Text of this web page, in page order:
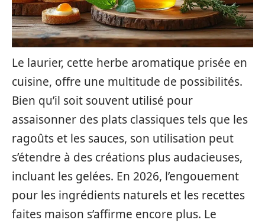
Le laurier, cette herbe aromatique prisée en
cuisine, offre une multitude de possibilités.
Bien qu’il soit souvent utilisé pour
assaisonner des plats classiques tels que les
ragoûts et les sauces, son utilisation peut
s’étendre à des créations plus audacieuses,
incluant les gelées. En 2026, l’engouement
pour les ingrédients naturels et les recettes
faites maison s’affirme encore plus. Le